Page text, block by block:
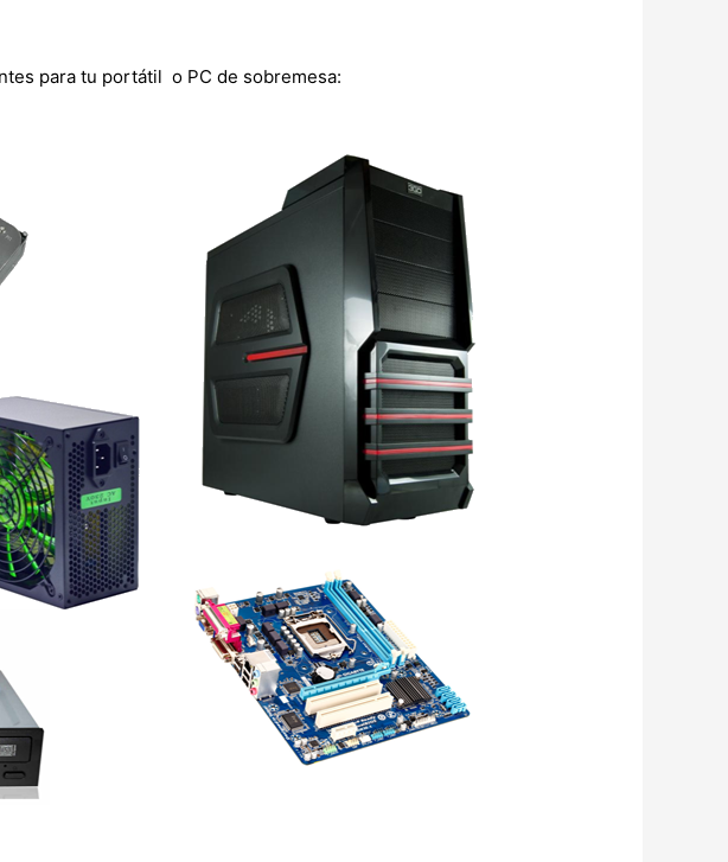
para tu portátil o PC de sobremesa: